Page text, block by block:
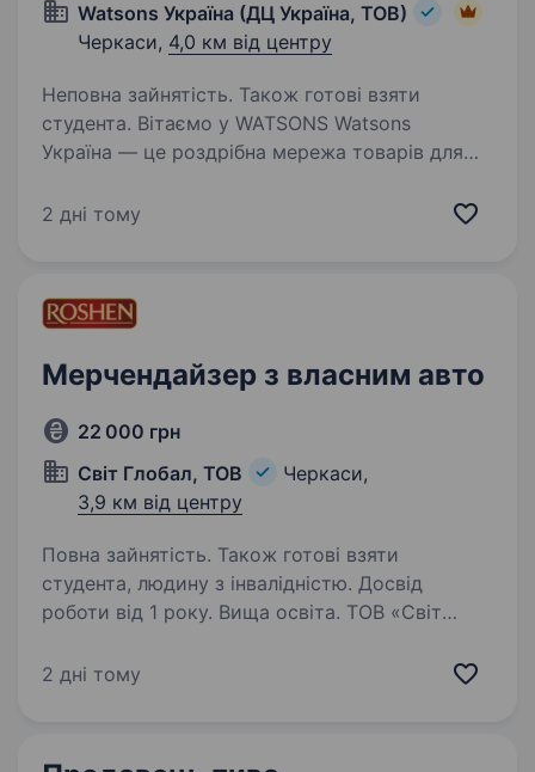
Watsons Україна (ДЦ Україна, ТОВ)
Черкаси, 4,0 км від центру
Неповна зайнятість. Також готові взяти
студента. Вітаємо у WATSONS Watsons
Україна — це роздрібна мережа товарів для
великої сім'ї A.S. Watson Group: найбільшої
2 дні тому
Мерчендайзер з власним авто
22 000 грн
Світ Глобал, ТОВ
Черкаси,
3,9 км від центру
Повна зайнятість. Також готові взяти
студента, людину з інвалідністю. Досвід
роботи від 1 року. Вища освіта. ТОВ «Світ
ТМ «ROSHEN». Ми — стабільна компанія,
2 дні тому